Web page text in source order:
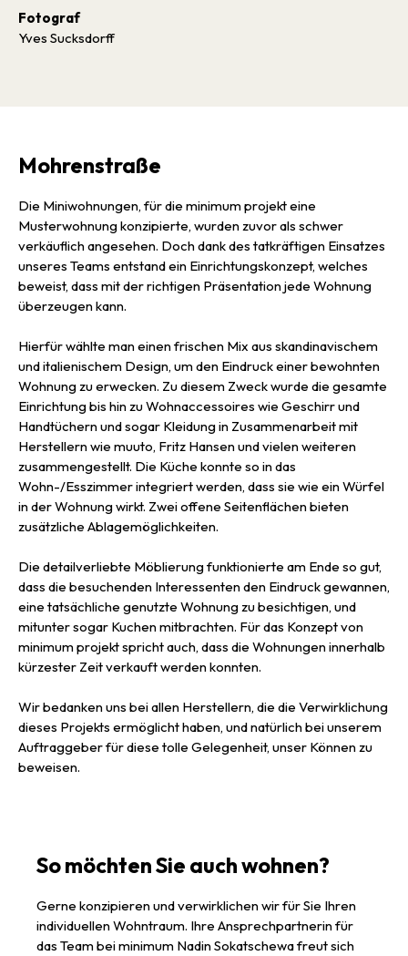
Fotograf
Yves Sucksdorff
Mohrenstraße
Die Miniwohnungen, für die minimum projekt eine
Musterwohnung konzipierte, wurden zuvor als schwer
verkäuflich angesehen. Doch dank des tatkräftigen Einsatzes
unseres Teams entstand ein Einrichtungskonzept, welches
beweist, dass mit der richtigen Präsentation jede Wohnung
überzeugen kann.
Hierfür wählte man einen frischen Mix aus skandinavischem
und italienischem Design, um den Eindruck einer bewohnten
Wohnung zu erwecken. Zu diesem Zweck wurde die gesamte
Einrichtung bis hin zu Wohnaccessoires wie Geschirr und
Handtüchern und sogar Kleidung in Zusammenarbeit mit
Herstellern wie muuto, Fritz Hansen und vielen weiteren
zusammengestellt. Die Küche konnte so in das
Wohn-/Esszimmer integriert werden, dass sie wie ein Würfel
in der Wohnung wirkt. Zwei offene Seitenflächen bieten
zusätzliche Ablagemöglichkeiten.
Die detailverliebte Möblierung funktionierte am Ende so gut,
dass die besuchenden Interessenten den Eindruck gewannen,
eine tatsächliche genutzte Wohnung zu besichtigen, und
mitunter sogar Kuchen mitbrachten. Für das Konzept von
minimum projekt spricht auch, dass die Wohnungen innerhalb
kürzester Zeit verkauft werden konnten.
Wir bedanken uns bei allen Herstellern, die die Verwirklichung
dieses Projekts ermöglicht haben, und natürlich bei unserem
Auftraggeber für diese tolle Gelegenheit, unser Können zu
beweisen.
So möchten Sie auch wohnen?
Gerne konzipieren und verwirklichen wir für Sie Ihren
individuellen Wohntraum. Ihre Ansprechpartnerin für
das Team bei minimum Nadin Sokatschewa freut sich